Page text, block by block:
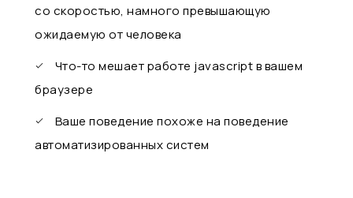
со скоростью, намного превышающую
ожидаемую от человека
Что-то мешает работе javascript в вашем
браузере
Ваше поведение похоже на поведение
автоматизированных систем